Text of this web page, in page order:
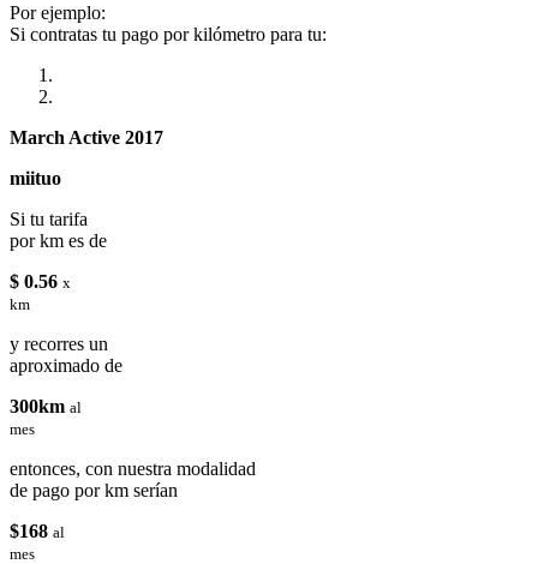
Por ejemplo:
Si contratas tu pago por kilómetro para tu:
March Active 2017
miituo
Si tu tarifa
por km es de
$ 0.56 x
km
y recorres un
aproximado de
300km al
mes
entonces, con nuestra modalidad
de pago por km serían
$168 al
mes